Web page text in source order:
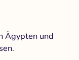
Ägypten und